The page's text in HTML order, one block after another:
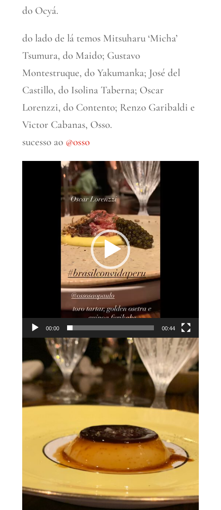
do Ocyá.
do lado de lá temos Mitsuharu ‘Micha’
Tsumura, do Maido; Gustavo
Montestruque, do Yakumanka; José del
Castillo, do Isolina Taberna; Oscar
Lorenzzi, do Contento; Renzo Garibaldi e
Victor Cabanas, Osso.
sucesso ao @osso
00:00 00:44